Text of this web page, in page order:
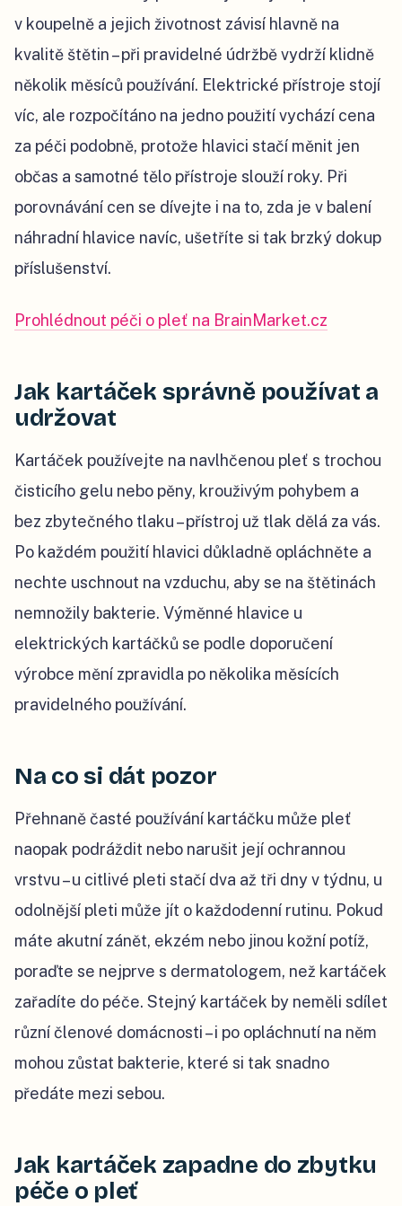
v koupelně a jejich životnost závisí hlavně na
kvalitě štětin – při pravidelné údržbě vydrží klidně
několik měsíců používání. Elektrické přístroje stojí
víc, ale rozpočítáno na jedno použití vychází cena
za péči podobně, protože hlavici stačí měnit jen
občas a samotné tělo přístroje slouží roky. Při
porovnávání cen se dívejte i na to, zda je v balení
náhradní hlavice navíc, ušetříte si tak brzký dokup
příslušenství.
Prohlédnout péči o pleť na BrainMarket.cz
Jak kartáček správně používat a
udržovat
Kartáček používejte na navlhčenou pleť s trochou
čisticího gelu nebo pěny, krouživým pohybem a
bez zbytečného tlaku – přístroj už tlak dělá za vás.
Po každém použití hlavici důkladně opláchněte a
nechte uschnout na vzduchu, aby se na štětinách
nemnožily bakterie. Výměnné hlavice u
elektrických kartáčků se podle doporučení
výrobce mění zpravidla po několika měsících
pravidelného používání.
Na co si dát pozor
Přehnaně časté používání kartáčku může pleť
naopak podráždit nebo narušit její ochrannou
vrstvu – u citlivé pleti stačí dva až tři dny v týdnu, u
odolnější pleti může jít o každodenní rutinu. Pokud
máte akutní zánět, ekzém nebo jinou kožní potíž,
poraďte se nejprve s dermatologem, než kartáček
zařadíte do péče. Stejný kartáček by neměli sdílet
různí členové domácnosti – i po opláchnutí na něm
mohou zůstat bakterie, které si tak snadno
předáte mezi sebou.
Jak kartáček zapadne do zbytku
péče o pleť